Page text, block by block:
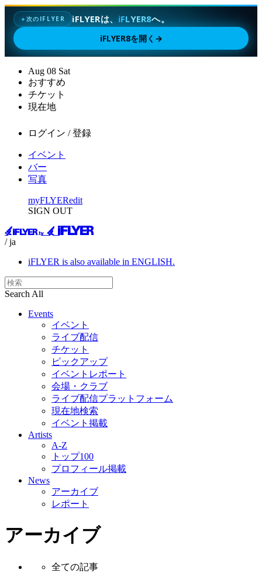
✦次のIFLYER iFLYERは、 iFLYER8へ。
iFLYER8を開く →
Aug 08 Sat
おすすめ
チケット
現在地
ログイン / 登録
イベント
バー
写真
myFLYERedit
SIGN OUT
/ ja
iFLYER is also available in ENGLISH.
Search All
Events
イベント
ライブ配信
チケット
ピックアップ
イベントレポート
会場・クラブ
ライブ配信プラットフォーム
現在地検索
イベント掲載
Artists
A-Z
トップ100
プロフィール掲載
News
アーカイブ
レポート
アーカイブ
全ての記事